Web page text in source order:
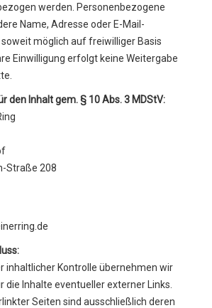
werden. Personenbezogene
Name, Adresse oder E-Mail-
möglich auf freiwilliger Basis
Einwilligung erfolgt keine Weitergabe
den Inhalt gem. § 10 Abs. 3 MDStV:
Straße 208
inhaltlicher Kontrolle übernehmen wir
die Inhalte eventueller externer Links.
Seiten sind ausschließlich deren